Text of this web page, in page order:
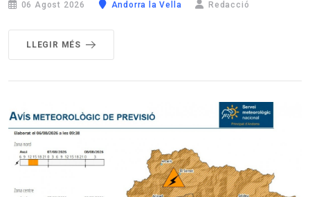
06 Agost 2026 Andorra la Vella Redacció
LLEGIR MÉS